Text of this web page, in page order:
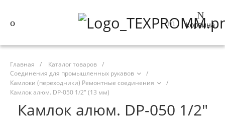
Корзина
Главная / Каталог товаров /
Соединения для промышленных рукавов
/
Камлоки (переходники) Ремонтные соединения
/
Камлок алюм. DP-050 1/2" (13 мм)
Камлок алюм. DP-050 1/2"